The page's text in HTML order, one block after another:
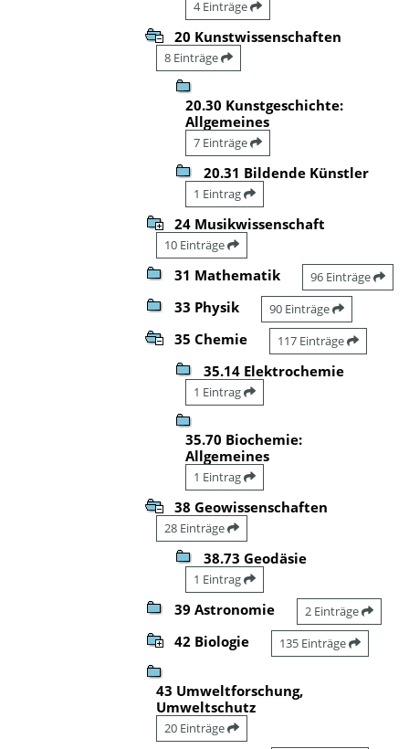
4 Einträge
20 Kunstwissenschaften
8 Einträge
20.30 Kunstgeschichte:
Allgemeines
7 Einträge
20.31 Bildende Künstler
1 Eintrag
24 Musikwissenschaft
10 Einträge
31 Mathematik 96 Einträge
33 Physik 90 Einträge
35 Chemie 117 Einträge
35.14 Elektrochemie
1 Eintrag
35.70 Biochemie:
Allgemeines
1 Eintrag
38 Geowissenschaften
28 Einträge
38.73 Geodäsie
1 Eintrag
39 Astronomie 2 Einträge
42 Biologie 135 Einträge
43 Umweltforschung,
Umweltschutz
20 Einträge